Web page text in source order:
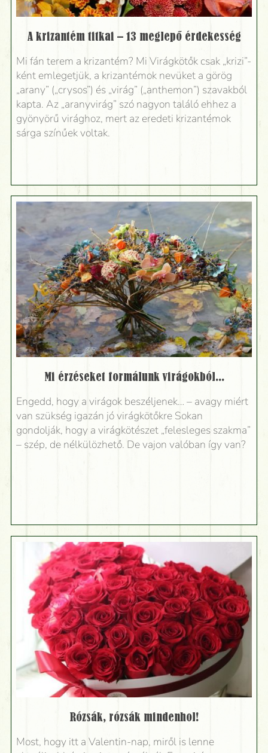
A krizantém titkai – 13 meglepő érdekesség
Mi fán terem a krizantém? Mi Virágkötők csak „krizi”-
ként emlegetjük, a krizantémok nevüket a görög
„arany” („crysos”) és „virág” („anthemon”) szavakból
kapta. Az „aranyvirág” szó nagyon találó ehhez a
gyönyörű virághoz, mert az eredeti krizantémok
sárga színűek voltak.
Mi érzéseket formálunk virágokból...
Engedd, hogy a virágok beszéljenek… – avagy miért
van szükség igazán jó virágkötőkre Sokan
gondolják, hogy a virágkötészet „felesleges szakma”
– szép, de nélkülözhető. De vajon valóban így van?
Rózsák, rózsák mindenhol!
Most, hogy itt a Valentin-nap, miről is lenne